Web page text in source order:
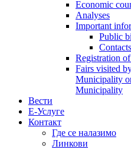
Еconomic
Analyses
Important
Public
Contacts
Registration
Fairs visited
Municipality
Municipality
Вести
E-Услуге
Контакт
Где се налазимо
Линкови